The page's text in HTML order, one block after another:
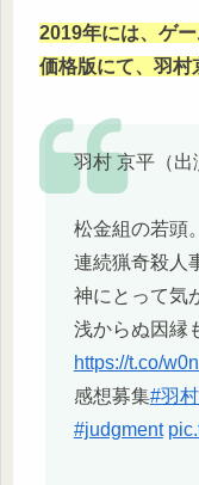
2019年には、ゲ
価格版にて、羽村
羽村 京平（出
松金組の若頭。
連続猟奇殺人
神にとって気
浅からぬ因縁
https://t.co/
感想募集#羽
#judgment